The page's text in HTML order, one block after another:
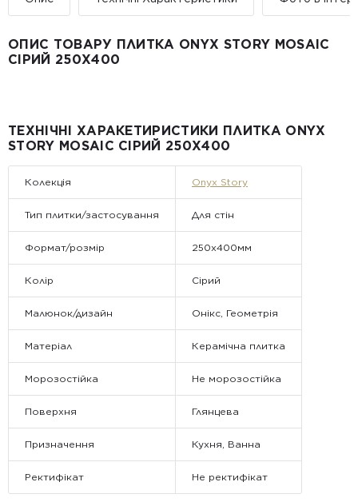
Вартість доставки:
До 5 м² — доставка за рахунок покупця.
Примітка:
• Відвантаження здійснюється виключно у робочі дні. У суботу,
неділю та святкові дні замовлення не обробляються та не
ОПИС ТОВАРУ ПЛИТКА ONYX STORY MOSAIC
СІРИЙ 250X400
ТЕХНІЧНІ ХАРАКЕТИРИСТИКИ ПЛИТКА ONYX
STORY MOSAIC СІРИЙ 250X400
Колекція Onyx Story
Тип плитки/застосування Для стін
Формат/розмір 250x400мм
Колір Сірий
Малюнок/дизайн Онікс, Геометрія
Матеріал Керамічна плитка
Морозостійка Не морозостійка
Поверхня Глянцева
Призначення Кухня, Ванна
Ректифікат Не ректифікат